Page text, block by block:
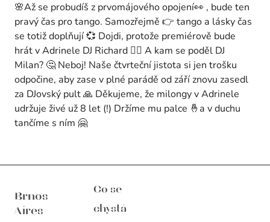
🌸Až se probudíš z prvomájového opojení👀 , bude ten
pravý čas pro tango. Samozřejmě 👉 tango a lásky čas
se totiž doplňují 💞 Dojdi, protože premiérově bude
hrát v Adrinele DJ Richard 🙋‍♂️ A kam se poděl DJ
Milan? 🤔 Neboj! Naše čtvrteční jistota si jen trošku
odpočine, aby zase v plné parádě od září znovu zasedl
za DJovský pult 🙏 Děkujeme, že milongy v Adrinele
udržuje živé už 8 let (!) Držíme mu palce 🤞a v duchu
tančíme s ním 🤗
Brnos
Aires
Co se
chystá